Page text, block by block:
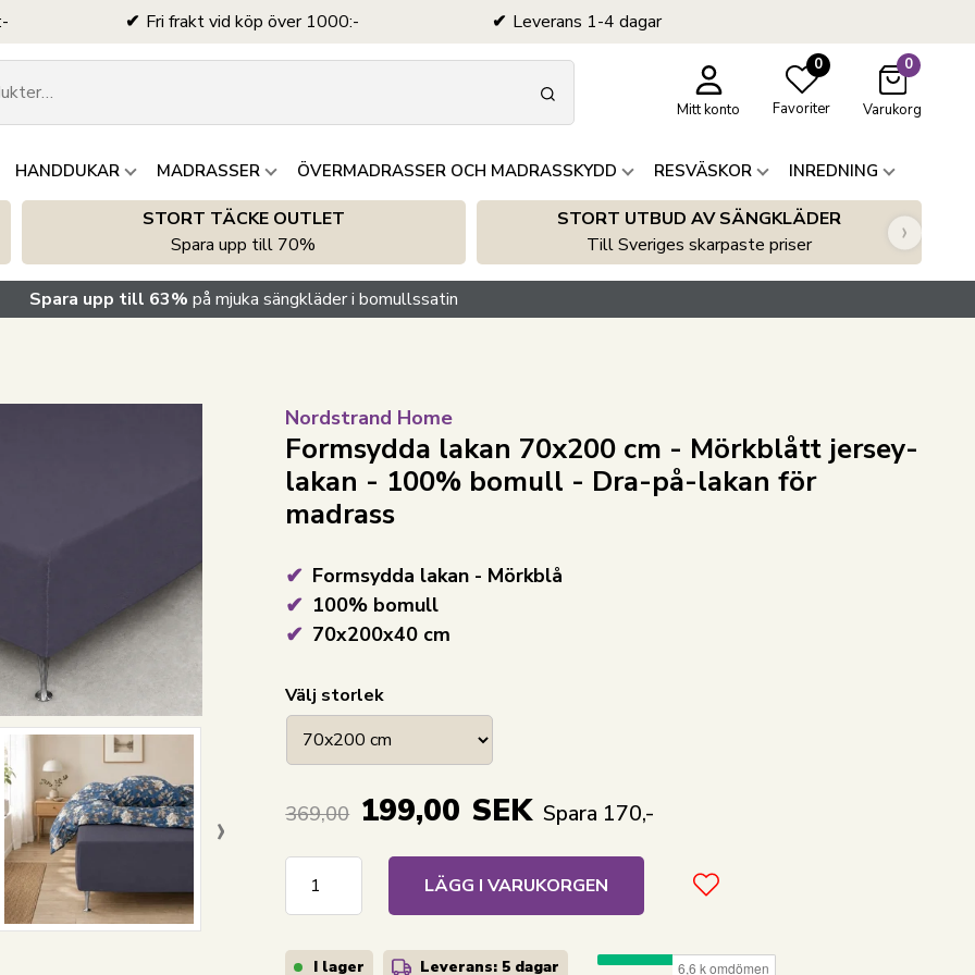
Fri frakt vid köp över 1000:- Leverans 1-4 dagar
Mitt konto
0
Favoriter
0
Varukorg
HANDDUKAR MADRASSER ÖVERMADRASSER OCH MADRASSKYDD RESVÄSKOR INREDNING
STORT TÄCKE OUTLET
Spara upp till 70%
STORT UTBUD AV SÄNGKLÄDER
Till Sveriges skarpaste priser
›
Spara upp till 63% på mjuka sängkläder i bomullssatin
›
Nordstrand Home
Formsydda lakan 70x200 cm - Mörkblått jersey-
lakan - 100% bomull - Dra-på-lakan för
madrass
Formsydda lakan - Mörkblå
100% bomull
70x200x40 cm
Välj storlek
369,00 199,00 SEK Spara 170,-
LÄGG I VARUKORGEN
I lager Leverans: 5 dagar